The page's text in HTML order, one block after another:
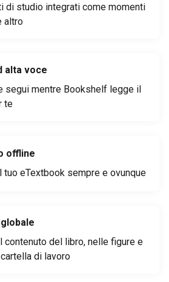
di studio integrati come momenti
altro
alta voce
segui mentre Bookshelf legge il
te
offline
tuo eTextbook sempre e ovunque
contenuto del libro, nelle figure e
di lavoro